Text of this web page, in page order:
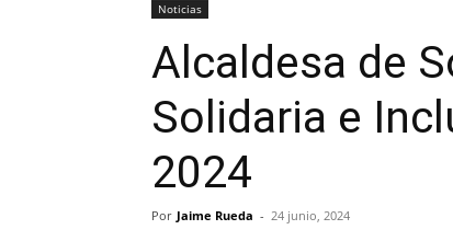
Noticias
Alcaldesa de
Solidaria e
2024
Por Jaime Rueda - 24 junio, 2024